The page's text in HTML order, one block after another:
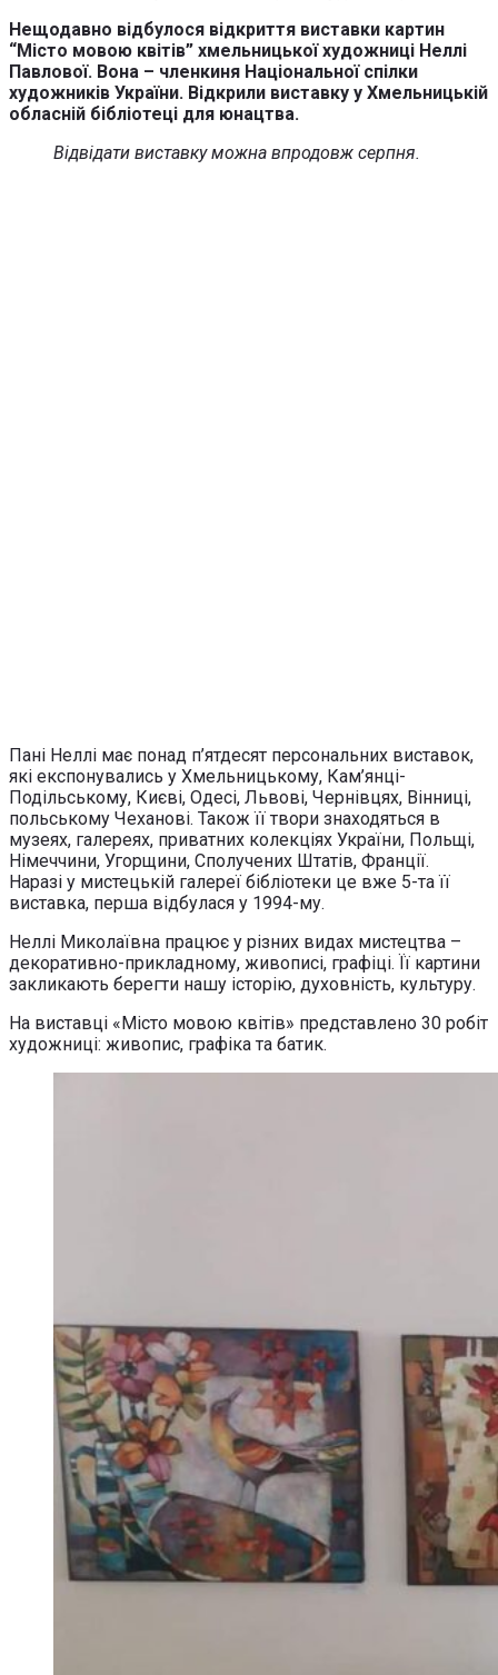
Нещодавно відбулося відкриття виставки картин
“Місто мовою квітів” хмельницької художниці Неллі
Павлової. Вона – членкиня Національної спілки
художників України. Відкрили виставку у Хмельницькій
обласній бібліотеці для юнацтва.
Відвідати виставку можна впродовж серпня.
Пані Неллі має понад п’ятдесят персональних виставок,
які експонувались у Хмельницькому, Кам’янці-
Подільському, Києві, Одесі, Львові, Чернівцях, Вінниці,
польському Чеханові. Також її твори знаходяться в
музеях, галереях, приватних колекціях України, Польщі,
Німеччини, Угорщини, Сполучених Штатів, Франції.
Наразі у мистецькій галереї бібліотеки це вже 5-та її
виставка, перша відбулася у 1994-му.
Неллі Миколаївна працює у різних видах мистецтва –
декоративно-прикладному, живописі, графіці. Її картини
закликають берегти нашу історію, духовність, культуру.
На виставці «Місто мовою квітів» представлено 30 робіт
художниці: живопис, графіка та батик.